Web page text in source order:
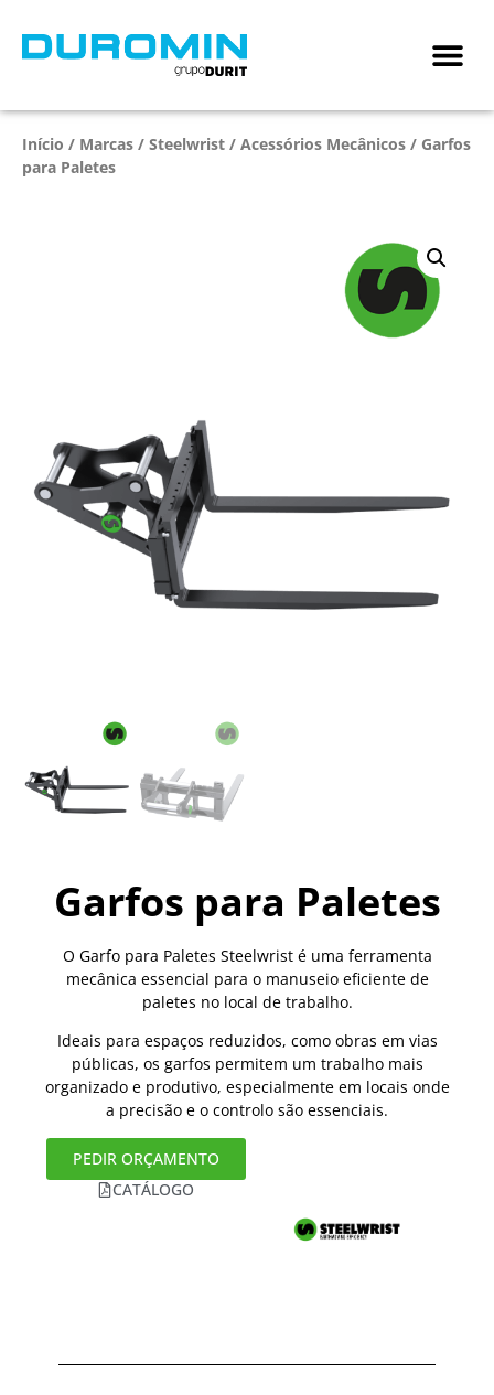
Início / Marcas / Steelwrist / Acessórios Mecânicos / Garfos
para Paletes
Garfos para Paletes
O Garfo para Paletes Steelwrist é uma ferramenta
mecânica essencial para o manuseio eficiente de
paletes no local de trabalho.
Ideais para espaços reduzidos, como obras em vias
públicas, os garfos permitem um trabalho mais
organizado e produtivo, especialmente em locais onde
a precisão e o controlo são essenciais.
PEDIR ORÇAMENTO
CATÁLOGO